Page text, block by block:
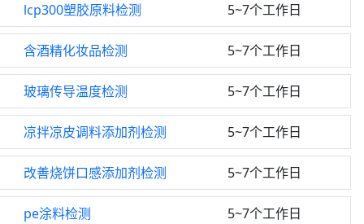
lcp300塑胶原料检测 5~7个工作日
含酒精化妆品检测 5~7个工作日
玻璃传导温度检测 5~7个工作日
凉拌凉皮调料添加剂检测 5~7个工作日
改善烧饼口感添加剂检测 5~7个工作日
pe涂料检测 5~7个工作日